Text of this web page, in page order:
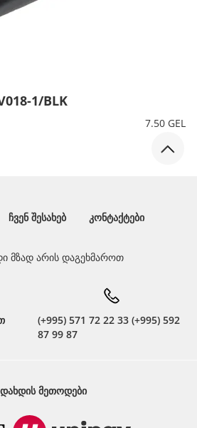
1/BLK
7.50 GEL
ᲩᲕᲔᲜ ᲨᲔᲡᲐᲮᲔᲑ ᲙᲝᲜᲢᲐᲥᲢᲔᲑᲘ
მზად არის დაგეხმაროთ
(+995) 571 72 22 33 (+995) 592
87 99 87
ᲛᲔᲗᲝᲓᲔᲑᲘ